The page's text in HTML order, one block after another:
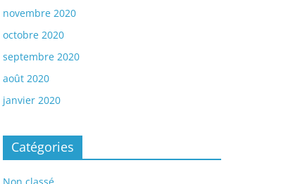
novembre 2020
octobre 2020
septembre 2020
août 2020
janvier 2020
Catégories